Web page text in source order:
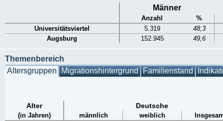
Männer
Anzahl
%
Universitätsviertel
5.319
48,3
Augsburg
152.945 49,6
Themenbereich
Altersgruppen Migrationshintergrund Familienstand
Alter Deutsche
(in Jahren) männlich weiblich